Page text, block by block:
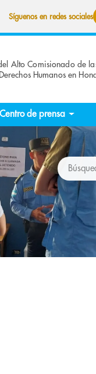
Síguenos en redes sociales
Alto Comisionado de
Humanos en
Centro de prensa
Buscar